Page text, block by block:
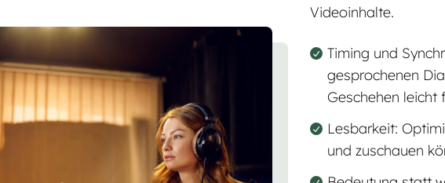
Videoinhalte.
Timing und
gesprochenen
Geschehen leicht
Lesbarkeit:
und zuschauen